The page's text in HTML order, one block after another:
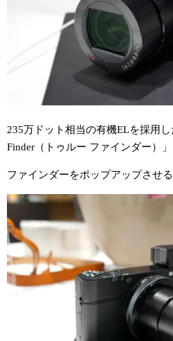
235万ドット相当の有機ELを採用
Finder（トゥルー ファインダー）」
ファインダーをポップアップさせ